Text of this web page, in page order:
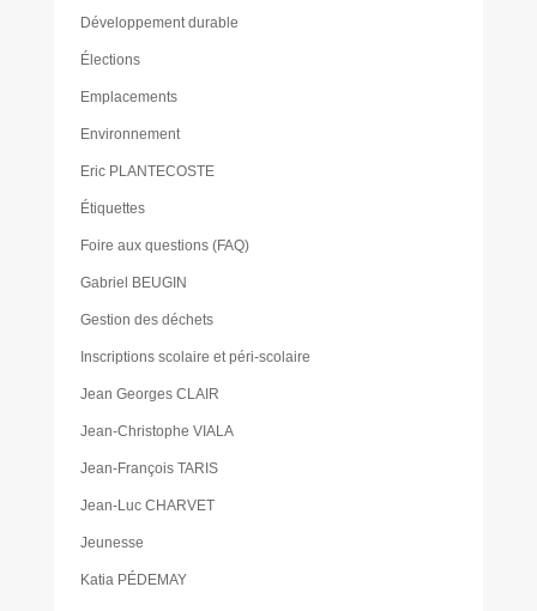
Développement durable
Élections
Emplacements
Environnement
Eric PLANTECOSTE
Étiquettes
Foire aux questions (FAQ)
Gabriel BEUGIN
Gestion des déchets
Inscriptions scolaire et péri-scolaire
Jean Georges CLAIR
Jean-Christophe VIALA
Jean-François TARIS
Jean-Luc CHARVET
Jeunesse
Katia PÉDEMAY